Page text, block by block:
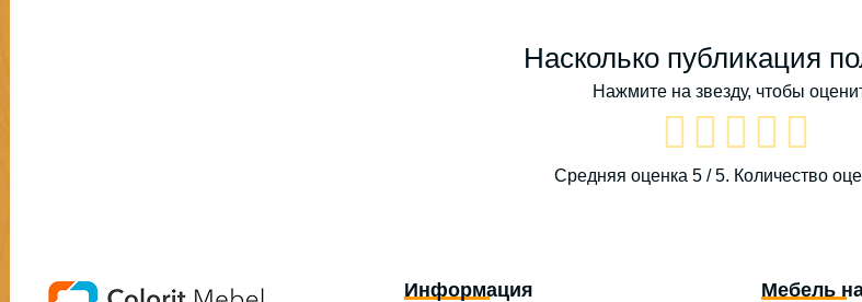
Насколько публикация
Нажмите на звезду, чтобы
Средняя оценка 5 / 5. Количество
Информация Мебель